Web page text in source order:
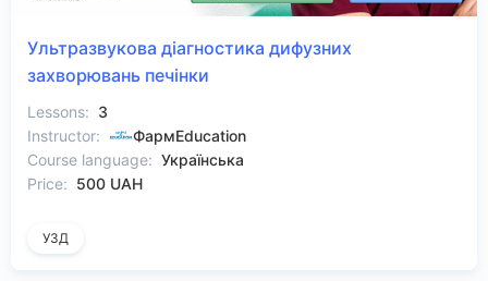
Ультразвукова діагностика дифузних
захворювань печінки
Lessons: 3
Instructor:
ФармEducation
Course language: Українська
Price: 500 UAH
УЗД